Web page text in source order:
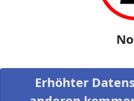
Erhöhter